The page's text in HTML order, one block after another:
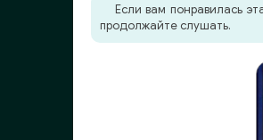
021
022
Если вам понравилась
продолжайте слушать.